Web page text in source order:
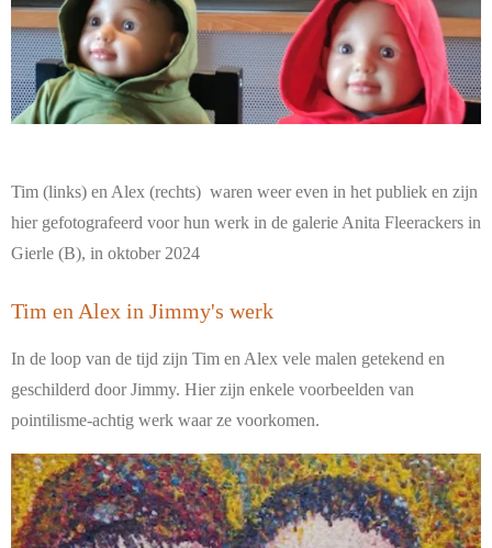
Tim (links) en Alex (rechts) waren weer even in het publiek en zijn
hier gefotografeerd voor hun werk in de galerie Anita Fleerackers in
Gierle (B), in oktober 2024
Tim en Alex in Jimmy's werk
In de loop van de tijd zijn Tim en Alex vele malen getekend en
geschilderd door Jimmy. Hier zijn enkele voorbeelden van
pointilisme-achtig werk waar ze voorkomen.